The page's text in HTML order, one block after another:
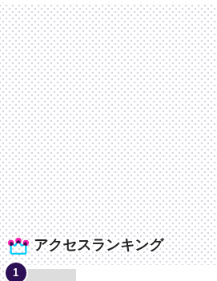
アクセスランキング